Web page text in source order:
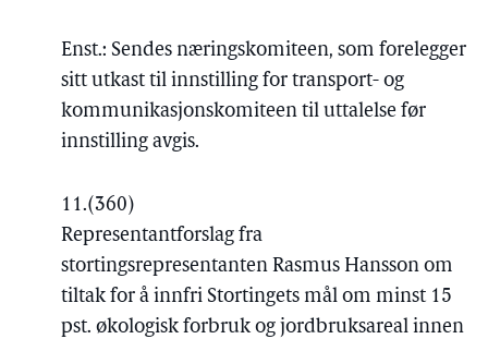
Enst.: Sendes næringskomiteen, som forelegger
sitt utkast til innstilling for transport- og
kommunikasjonskomiteen til uttalelse før
innstilling avgis.
11.(360)
Representantforslag fra
stortingsrepresentanten Rasmus Hansson om
tiltak for å innfri Stortingets mål om minst 15
pst. økologisk forbruk og jordbruksareal innen